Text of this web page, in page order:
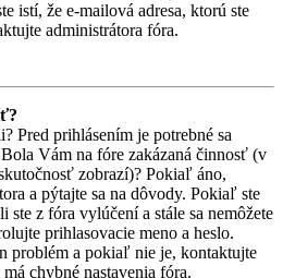
istí, že e-mailová adresa, ktorú ste
administrátora fóra.
Pred prihlásením je potrebné sa
Vám na fóre zakázaná činnosť (v
zobrazí)? Pokiaľ áno,
a pýtajte sa na dôvody. Pokiaľ ste
ste z fóra vylúčení a stále sa nemôžete
prihlasovacie meno a heslo.
problém a pokiaľ nie je, kontaktujte
chybné nastavenia fóra.